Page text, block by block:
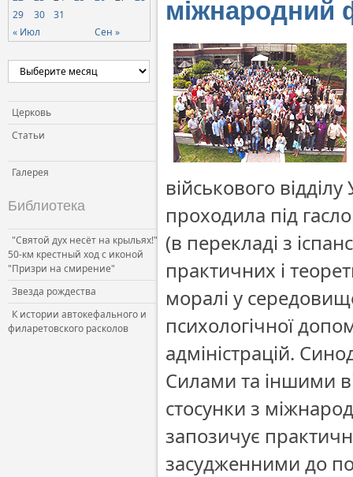
Расколы, ереси, секты
СЛУЖЕНИЕ
Церковь и власть
Церковь и общество
Церковь и СМИ
« Июл Сен »
29
30 31
Церковь
Статьи
Галерея
Библиотека
"Святой дух несёт на крыльях!"
50-км крестный ход с иконой
"Призри на смирение"
Звезда рождества
К истории автокефального и
филаретовского расколов
міжнародний
військового
проходила під
(в перекладі з
практичних і
моралі у
психологічної
адміністрацій.
Силами та іншими
стосунки з
запозичує
засудженними до